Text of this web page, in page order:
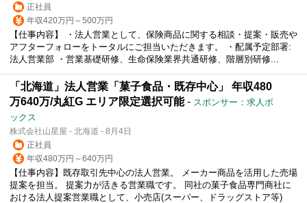
正社員
年収420万円～500万円
【仕事内容】 ・法人営業として、保険商品に関する相談・提案・販売や
アフターフォローをトータルにご担当いただきます。 ・配属予定部署:
法人営業部 ・営業基礎研修、生命保険業界共通研修、階層別研修...
「北海道」法人営業「菓子食品・既存中心」 年収480
万640万/丸紅G エリア限定選択可能- スポンサー：求人ボ
ックス
株式会社山星屋 - 北海道 - 8月4日
正社員
年収480万円～640万円
【仕事内容】既存取引先中心の法人営業。 メーカー商品を活用した売場
提案を担当。 提案力が活きる営業職です。 同社の菓子食品専門商社に
おける法人提案営業職として、小売店(スーパー、ドラッグストア等)